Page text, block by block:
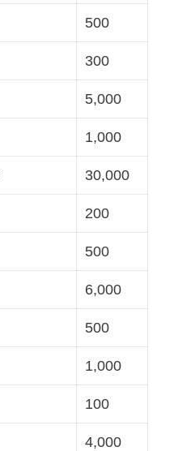
500
300
5,000
1,000
30,000
200
500
6,000
500
1,000
100
4,000